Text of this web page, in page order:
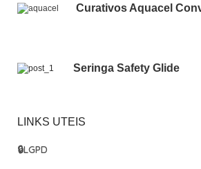
Curativos Aquacel
Seringa Safety Glide
LINKS UTEIS
🔒LGPD